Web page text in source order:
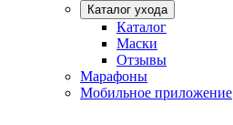
Каталог ухода
Каталог
Маски
Отзывы
Марафоны
Мобильное приложение